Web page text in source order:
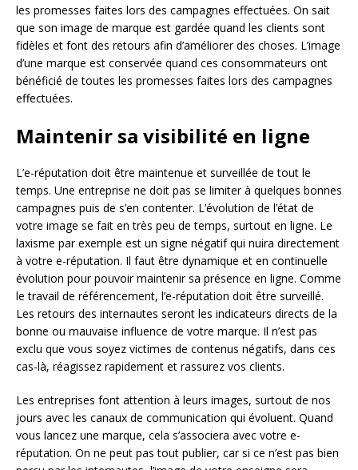
les promesses faites lors des campagnes effectuées. On sait
que son image de marque est gardée quand les clients sont
fidèles et font des retours afin d’améliorer des choses. L’image
d’une marque est conservée quand ces consommateurs ont
bénéficié de toutes les promesses faites lors des campagnes
effectuées.
Maintenir sa visibilité en ligne
L’e-réputation doit être maintenue et surveillée de tout le
temps. Une entreprise ne doit pas se limiter à quelques bonnes
campagnes puis de s’en contenter. L’évolution de l’état de
votre image se fait en très peu de temps, surtout en ligne. Le
laxisme par exemple est un signe négatif qui nuira directement
à votre e-réputation. Il faut être dynamique et en continuelle
évolution pour pouvoir maintenir sa présence en ligne. Comme
le travail de référencement, l’e-réputation doit être surveillé.
Les retours des internautes seront les indicateurs directs de la
bonne ou mauvaise influence de votre marque. Il n’est pas
exclu que vous soyez victimes de contenus négatifs, dans ces
cas-là, réagissez rapidement et rassurez vos clients.
Les entreprises font attention à leurs images, surtout de nos
jours avec les canaux de communication qui évoluent. Quand
vous lancez une marque, cela s’associera avec votre e-
réputation. On ne peut pas tout publier, car si ce n’est pas bien